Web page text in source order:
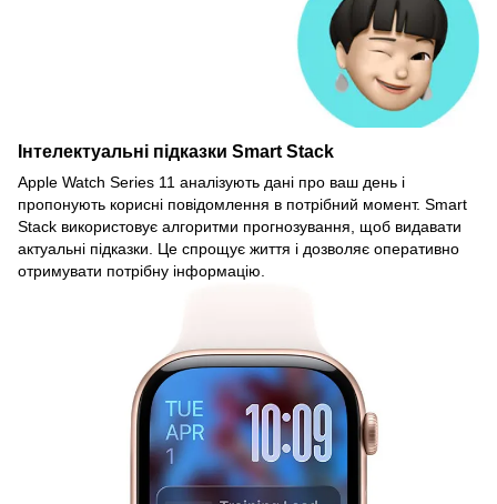
Інтелектуальні підказки Smart Stack
Apple Watch Series 11 аналізують дані про ваш день і
пропонують корисні повідомлення в потрібний момент. Smart
Stack використовує алгоритми прогнозування, щоб видавати
актуальні підказки. Це спрощує життя і дозволяє оперативно
отримувати потрібну інформацію.